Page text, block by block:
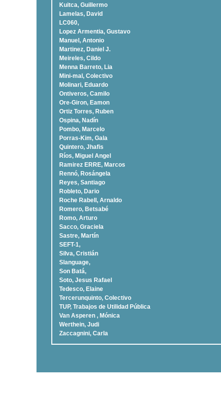
Kuitca, Guillermo
Lamelas, David
LC060,
Lopez Armentia, Gustavo
Manuel, Antonio
Martinez, Daniel J.
Meireles, Cildo
Menna Barreto, Lia
Mini-mal, Colectivo
Molinari, Eduardo
Ontiveros, Camilo
Ore-Giron, Eamon
Ortiz Torres, Ruben
Ospina, Nadí­n
Pombo, Marcelo
Porras-Kim, Gala
Quintero, Jhafis
Rí­os, Miguel Angel
Ramirez ERRE, Marcos
Rennó, Rosángela
Reyes, Santiago
Robleto, Dario
Roche Rabell, Arnaldo
Romero, Betsabé
Romo, Arturo
Sacco, Graciela
Sastre, Martí­n
SEFT-1,
Silva, Cristián
Slanguage,
Son Batá,
Soto, Jesus Rafael
Tedesco, Elaine
Tercerunquinto, Colectivo
TUP, Trabajos de Utilidad Pública
Van Asperen , Mónica
Werthein, Judi
Zaccagnini, Carla